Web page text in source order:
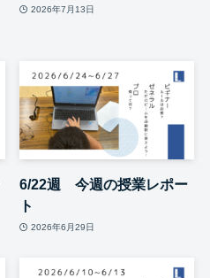
2026年7月13日
6/22週 今週の授業レポー
ト
2026年6月29日